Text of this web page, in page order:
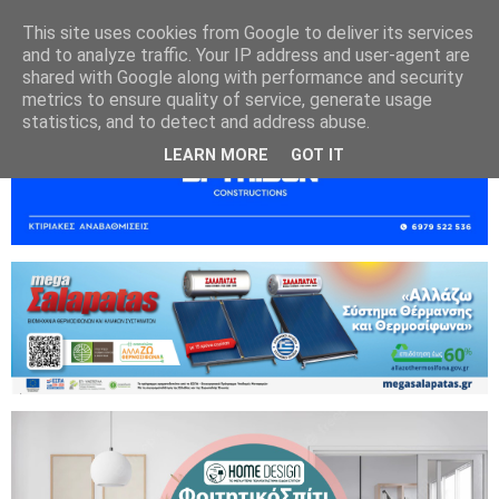
This site uses cookies from Google to deliver its services
and to analyze traffic. Your IP address and user-agent are
shared with Google along with performance and security
metrics to ensure quality of service, generate usage
statistics, and to detect and address abuse.
LEARN MORE GOT IT